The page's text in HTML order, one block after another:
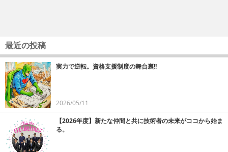
最近の投稿
実力で逆転。資格支援制度の舞台裏!!
2026/05/11
【2026年度】新たな仲間と共に技術者の未来がココから始ま
る。